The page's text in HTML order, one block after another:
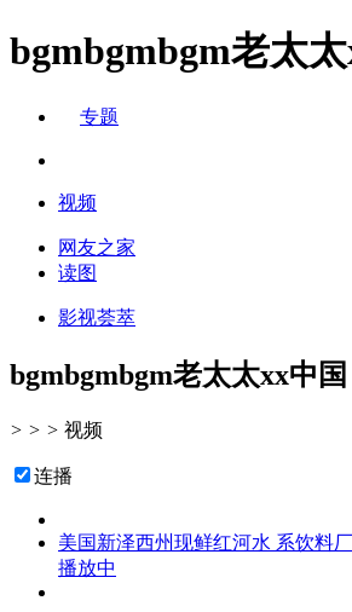
bgmbgmbgm老太
专题
视频
网友之家
读图
影视荟萃
bgmbgmbgm老太太xx中国
> > > 视频
连播
美国新泽西州现鲜红河水 系饮料
播放中